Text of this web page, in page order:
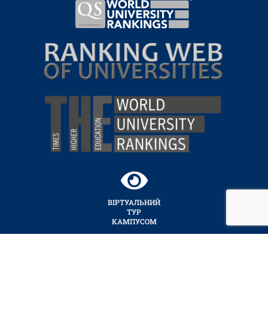
ВІРТУАЛЬНИЙ
ТУР
КАМПУСОМ